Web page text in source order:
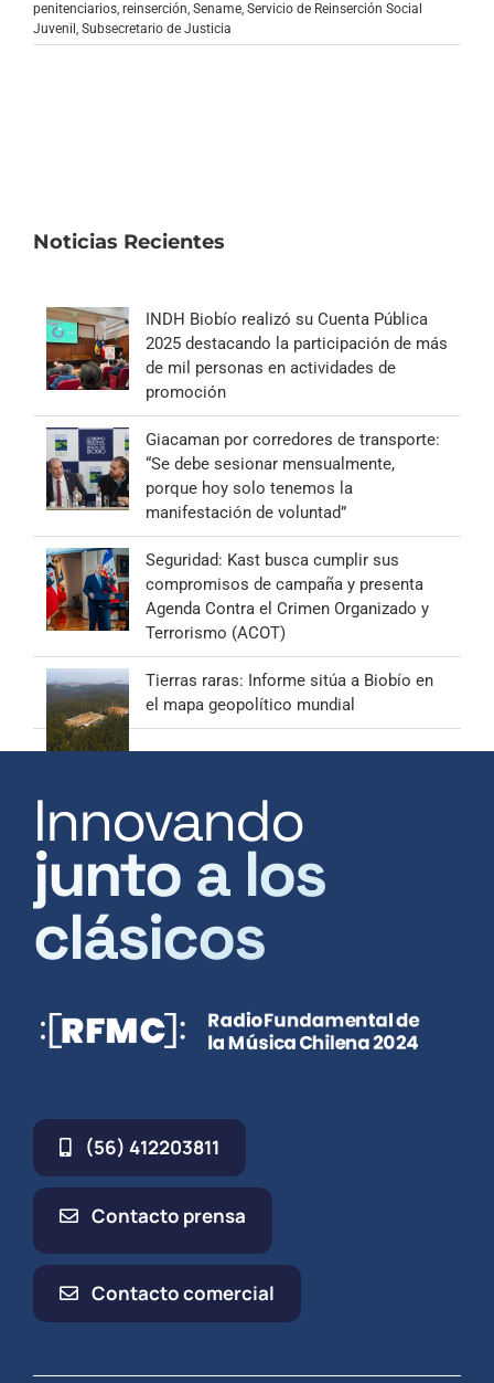
penitenciarios, reinserción, Sename, Servicio de Reinserción Social
Juvenil , Subsecretario de Justicia
Noticias Recientes
INDH Biobío realizó su Cuenta Pública
2025 destacando la participación de más
de mil personas en actividades de
promoción
Giacaman por corredores de transporte:
“Se debe sesionar mensualmente,
porque hoy solo tenemos la
manifestación de voluntad”
Seguridad: Kast busca cumplir sus
compromisos de campaña y presenta
Agenda Contra el Crimen Organizado y
Terrorismo (ACOT)
Tierras raras: Informe sitúa a Biobío en
el mapa geopolítico mundial
Innovando
junto a los
clásicos
(56) 412203811
Contacto prensa
Contacto comercial